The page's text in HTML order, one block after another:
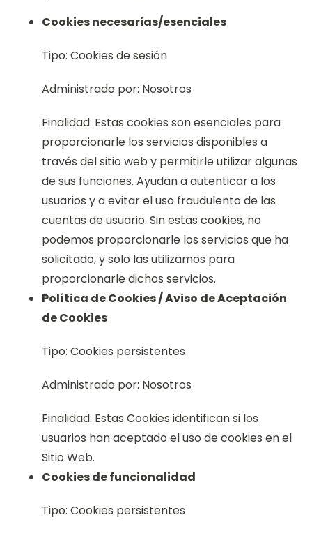
Cookies necesarias/esenciales
Tipo: Cookies de sesión
Administrado por: Nosotros
Finalidad: Estas cookies son esenciales para
proporcionarle los servicios disponibles a
través del sitio web y permitirle utilizar algunas
de sus funciones. Ayudan a autenticar a los
usuarios y a evitar el uso fraudulento de las
cuentas de usuario. Sin estas cookies, no
podemos proporcionarle los servicios que ha
solicitado, y solo las utilizamos para
proporcionarle dichos servicios.
Política de Cookies / Aviso de Aceptación
de Cookies
Tipo: Cookies persistentes
Administrado por: Nosotros
Finalidad: Estas Cookies identifican si los
usuarios han aceptado el uso de cookies en el
Sitio Web.
Cookies de funcionalidad
Tipo: Cookies persistentes